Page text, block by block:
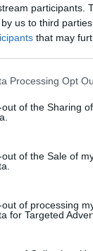
participants.
us to third
that may
Processing Opt
of the Sharing
of the Sale of
of processing
for Targeted
radości
na szarym
w ich relacje i
dzień, więc
do Filona
uczuć, być
a także